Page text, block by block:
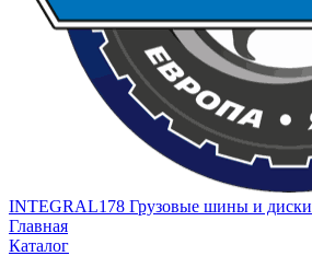
INTEGRAL178 Грузовые шины и диски
Главная
Каталог